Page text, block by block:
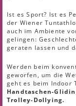
Ist es Sport? Ist es
der Wiener
auch im Ambiente
gelingen:
geraten lassen und
Werden beim
geworfen, um die
geht es beim Indoor
Handtaschen-
Trolley-Dollying.